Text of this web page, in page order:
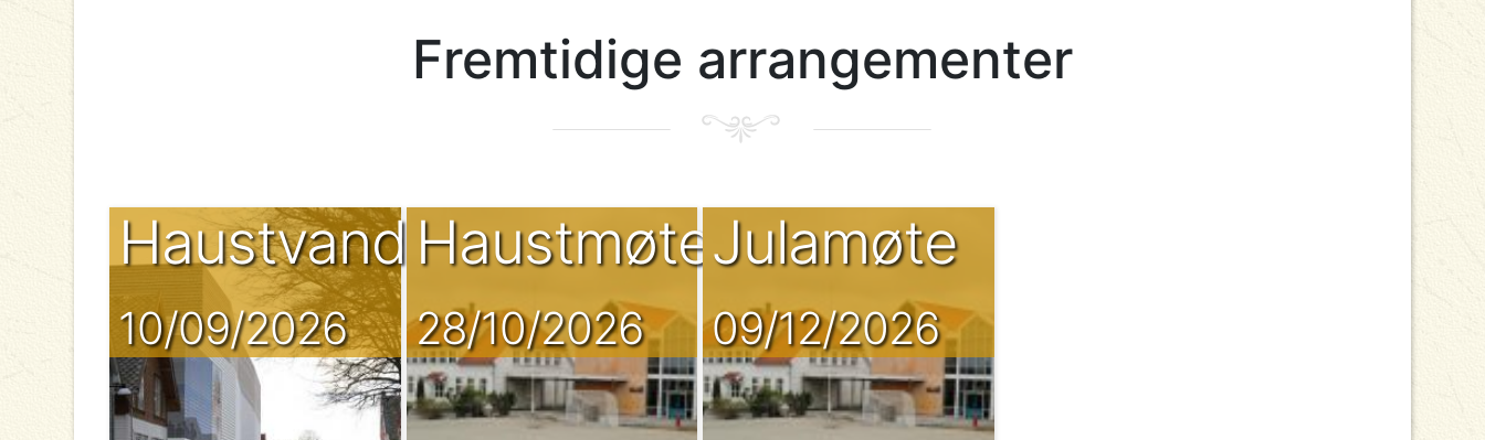
Fremtidige arrangementer
Haustvandring
10/09/2026
Haustmøte
28/10/2026
Julamøte
09/12/2026